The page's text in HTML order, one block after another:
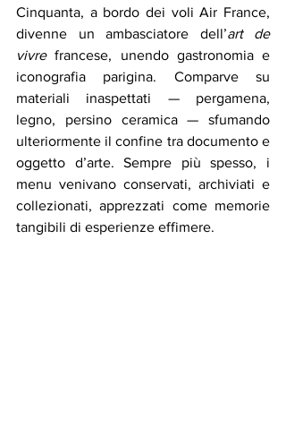
Cinquanta, a bordo dei voli Air France,
divenne un ambasciatore dell’art de
vivre francese, unendo gastronomia e
iconografia parigina. Comparve su
materiali inaspettati — pergamena,
legno, persino ceramica — sfumando
ulteriormente il confine tra documento e
oggetto d’arte. Sempre più spesso, i
menu venivano conservati, archiviati e
collezionati, apprezzati come memorie
tangibili di esperienze effimere.